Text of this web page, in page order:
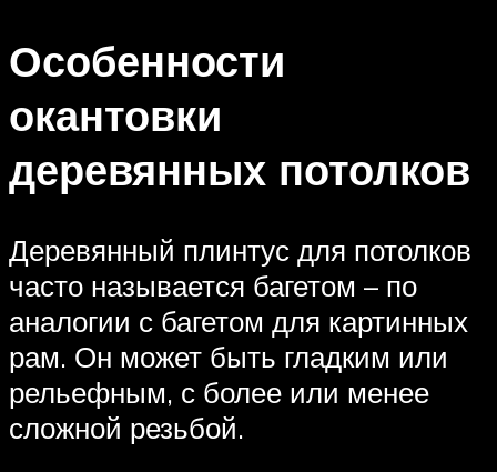
Особенности
окантовки
деревянных потолков
Деревянный плинтус для потолков
часто называется багетом – по
аналогии с багетом для картинных
рам. Он может быть гладким или
рельефным, с более или менее
сложной резьбой.